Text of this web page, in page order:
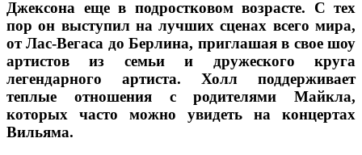
Джексона еще в подростковом возрасте. С тех
пор он выступил на лучших сценах всего мира,
от Лас-Вегаса до Берлина, приглашая в свое шоу
артистов из семьи и дружеского круга
легендарного артиста. Холл поддерживает
теплые отношения с родителями Майкла,
которых часто можно увидеть на концертах
Вильяма.